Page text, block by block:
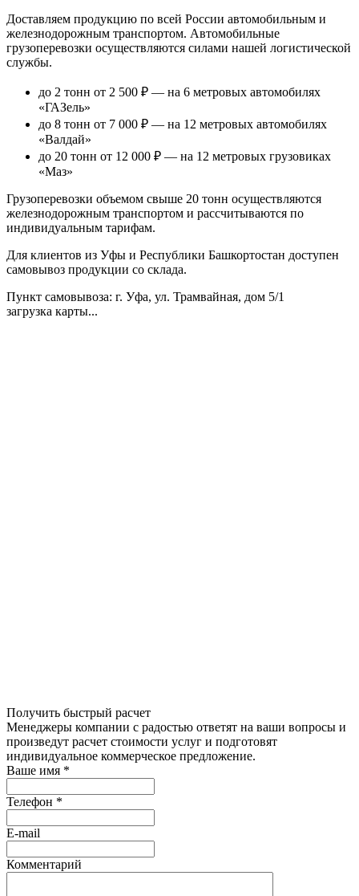
Доставляем продукцию по всей России автомобильным и
железнодорожным транспортом. Автомобильные
грузоперевозки осуществляются силами нашей логистической
службы.
до 2 тонн от 2 500 ₽ — на 6 метровых автомобилях
«ГАЗель»
до 8 тонн от 7 000 ₽ — на 12 метровых автомобилях
«Валдай»
до 20 тонн от 12 000 ₽ — на 12 метровых грузовиках
«Маз»
Грузоперевозки объемом свыше 20 тонн осуществляются
железнодорожным транспортом и рассчитываются по
индивидуальным тарифам.
Для клиентов из Уфы и Республики Башкортостан доступен
самовывоз продукции со склада.
Пункт самовывоза: г. Уфа, ул. Трамвайная, дом 5/1
загрузка карты...
Получить быстрый расчет
Менеджеры компании с радостью ответят на ваши вопросы и
произведут расчет стоимости услуг и подготовят
индивидуальное коммерческое предложение.
Ваше имя *
Телефон *
E-mail
Комментарий